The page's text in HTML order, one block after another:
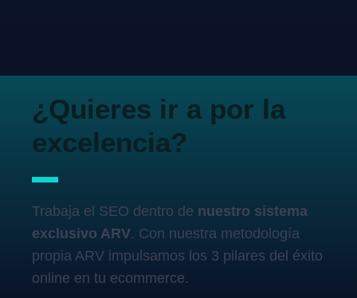
¿Quieres ir a por la
excelencia?
Trabaja el SEO dentro de nuestro sistema
exclusivo ARV. Con nuestra metodología
propia ARV impulsamos los 3 pilares del éxito
online en tu ecommerce.